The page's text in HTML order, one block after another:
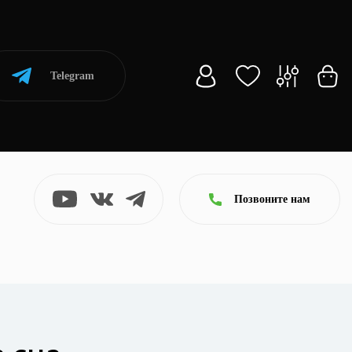
Telegram
Позвоните нам